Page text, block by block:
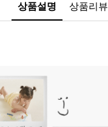
상품설명 상품리뷰